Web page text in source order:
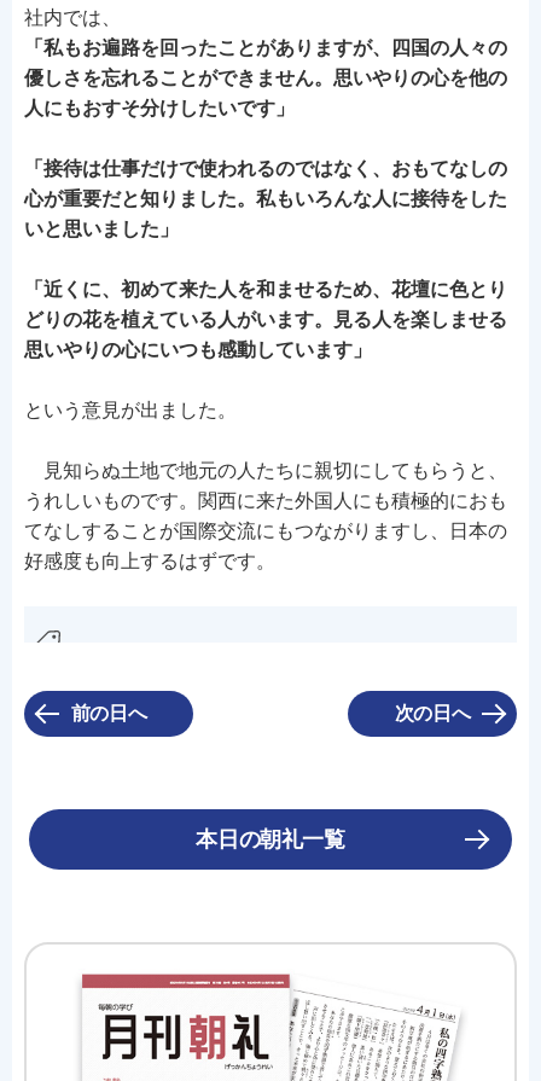
社内では、
「私もお遍路を回ったことがありますが、四国の人々の
優しさを忘れることができません。思いやりの心を他の
人にもおすそ分けしたいです」
「接待は仕事だけで使われるのではなく、おもてなしの
心が重要だと知りました。私もいろんな人に接待をした
いと思いました」
「近くに、初めて来た人を和ませるため、花壇に色とり
どりの花を植えている人がいます。見る人を楽しませる
思いやりの心にいつも感動しています」
という意見が出ました。
見知らぬ土地で地元の人たちに親切にしてもらうと、
うれしいものです。関西に来た外国人にも積極的におも
てなしすることが国際交流にもつながりますし、日本の
好感度も向上するはずです。
前の日へ 次の日へ
本日の朝礼一覧